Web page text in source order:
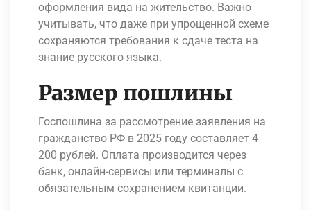
оформления вида на жительство. Важно
учитывать, что даже при упрощенной схеме
сохраняются требования к сдаче теста на
знание русского языка.
Размер пошлины
Госпошлина за рассмотрение заявления на
гражданство РФ в 2025 году составляет 4
200 рублей. Оплата производится через
банк, онлайн-сервисы или терминалы с
обязательным сохранением квитанции.